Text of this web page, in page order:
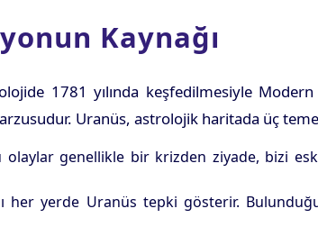
Kaynağı
1781 yılında keşfedilmesiyle Modern
Uranüs, astrolojik haritada üç
genellikle bir krizden ziyade, bizi
her yerde Uranüs tepki gösterir.